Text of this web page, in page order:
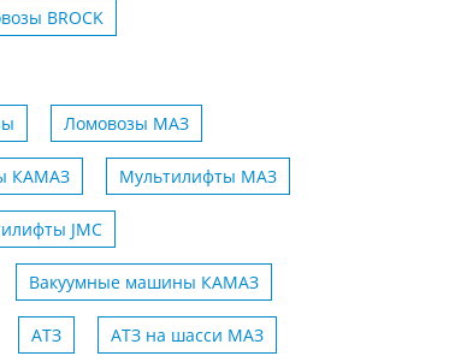
BROCK
Ломовозы МАЗ
КАМАЗ Мультилифты МАЗ
JMC
Вакуумные машины КАМАЗ
АТЗ АТЗ на шасси MАЗ